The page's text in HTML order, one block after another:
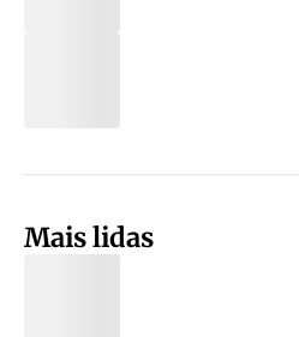
Mais lidas